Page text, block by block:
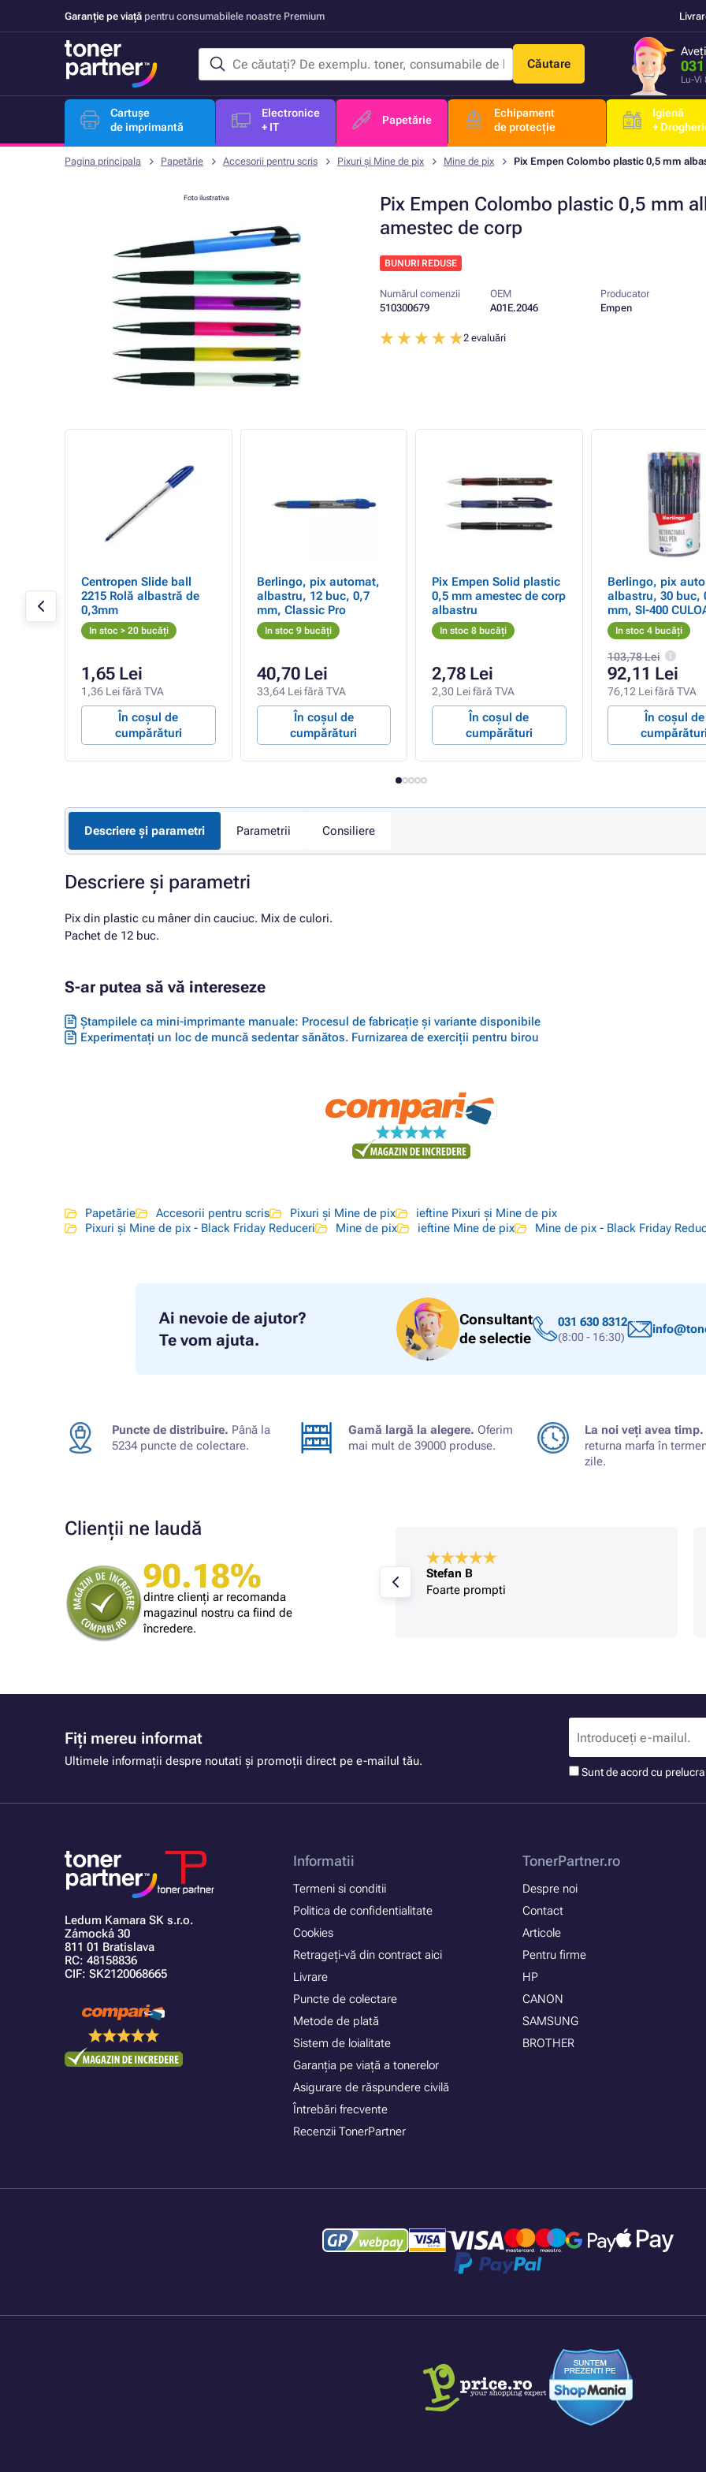
Garanție pe viață pentru consumabilele noastre Premium
Căutare
Lu-Vi
Cartușe
de imprimantă
Electronice
+ IT
Papetărie
Echipament
de protecție
Igienă
+
Pagina principala Papetărie Accesorii pentru scris Pixuri și Mine de pix Mine de pix Pix Empen Colombo plastic 0,5 mm
Pix Empen Colombo plastic 0,5 mm
amestec de corp
Foto ilustrativa
BUNURI REDUSE
Numărul comenzii
510300679
OEM
A01E.2046
Producator
Empen
2 evaluări
Centropen Slide ball
2215 Rolă albastră de
0,3mm
In stoc > 20 bucăți
1,65 Lei
1,36 Lei fără TVA
În coșul de
cumpărături
Berlingo, pix automat,
albastru, 12 buc, 0,7
mm, Classic Pro
In stoc 9 bucăți
40,70 Lei
33,64 Lei fără TVA
În coșul de
cumpărături
Pix Empen Solid plastic
0,5 mm amestec de corp
albastru
In stoc 8 bucăți
2,78 Lei
2,30 Lei fără TVA
În coșul de
cumpărături
Berlingo, pix
albastru, 30 buc,
mm, SI-400
In stoc 4 bucăți
103,78 Lei
92,11 Lei
76,12 Lei fără TVA
În coșul de
cumpărături
Descriere și parametri Parametrii Consiliere
Descriere și parametri
Pix din plastic cu mâner din cauciuc. Mix de culori.
Pachet de 12 buc.
S-ar putea să vă intereseze
Ștampilele ca mini-imprimante manuale: Procesul de fabricație și variante disponibile
Experimentați un loc de muncă sedentar sănătos. Furnizarea de exerciții pentru birou
Papetărie Accesorii pentru scris Pixuri și Mine de pix
ieftine Pixuri și Mine de pix
Pixuri și Mine de pix - Black Friday Reduceri
Mine de pix ieftine Mine de pix Mine de pix - Black Friday
Ai nevoie de ajutor?
Te vom ajuta.
Consultant
de selectie
031 630 8312
(8:00 - 16:30)
Puncte de distribuire. Până la
5234 puncte de colectare.
Gamă largă la alegere. Oferim
mai mult de 39000 produse.
La noi veți avea timp.
returna marfa în
zile.
Clienții ne laudă
90.18%
dintre clienți ar recomanda
magazinul nostru ca fiind de
încredere.
Cumpărătorul magazinului
Am gasit un produs la un pret imbatabil.
Stefan B
Foarte prompti
Fiți mereu informat
Ultimele informații despre noutati și promoții direct pe e-mailul tău.
Sunt de acord cu
Ledum Kamara SK s.r.o.
Zámocká 30
811 01 Bratislava
RC: 48158836
CIF: SK2120068665
Informatii
Termeni si conditii
Politica de confidentialitate
Cookies
Retrageți-vă din contract aici
Livrare
Puncte de colectare
Metode de plată
Sistem de loialitate
Garanția pe viață a tonerelor
Asigurare de răspundere civilă
Întrebări frecvente
Recenzii TonerPartner
TonerPartner.ro
Despre noi
Contact
Articole
Pentru firme
HP
CANON
SAMSUNG
BROTHER